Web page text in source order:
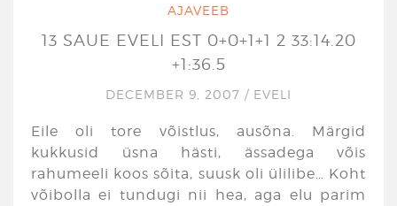
AJAVEEB
13 SAUE EVELI EST 0+0+1+1 2 33:14.20
+1:36.5
DECEMBER 9, 2007 / EVELI
Eile oli tore võistlus, ausõna. Märgid
kukkusid üsna hästi, ässadega võis
rahumeeli koos sõita, suusk oli ülilibe… Koht
võibolla ei tundugi nii hea, aga elu parim